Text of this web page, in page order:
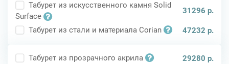
Табурет из искусственного камня Solid
Surface
31296 р.
Табурет из стали и материала Corian 47232 р.
Табурет из прозрачного акрила
29280 р.